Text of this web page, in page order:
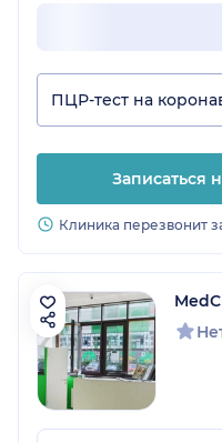
ПЦР-тест на
Записаться
Клиника перезвонит